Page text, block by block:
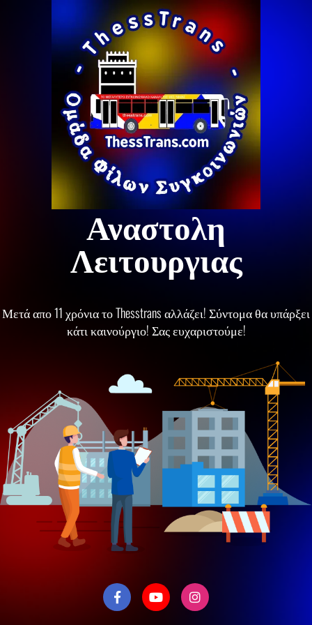
Αναστολη
Λειτουργιας
Μετά απο 11 χρόνια το Thesstrans αλλάζει! Σύντομα θα υπάρξει
κάτι καινούργιο! Σας ευχαριστούμε!